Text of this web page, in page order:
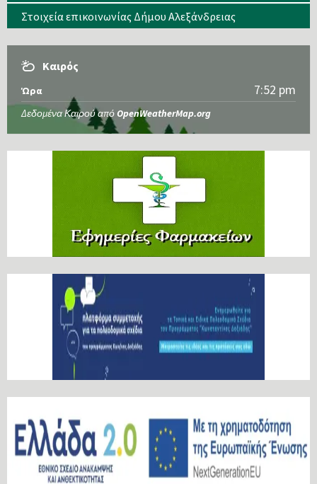
Στοιχεία επικοινωνίας Δήμου Αλεξάνδρειας
Καιρός
Ώρα 7:52 pm
Δεδομένα Καιρού από OpenWeatherMap.org